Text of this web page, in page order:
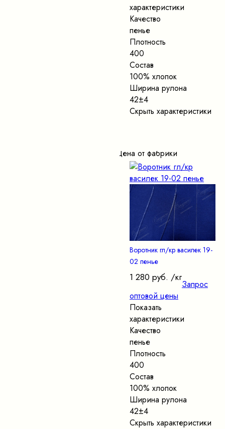
характеристики
Качество
пенье
Плотность
400
Состав
100% хлопок
Ширина рулона
42±4
Скрыть характеристики
Цена от фабрики
Воротник гл/кр василек 19-
02 пенье
1 280 руб. /кг
Запрос
оптовой цены
Показать
характеристики
Качество
пенье
Плотность
400
Состав
100% хлопок
Ширина рулона
42±4
Скрыть характеристики